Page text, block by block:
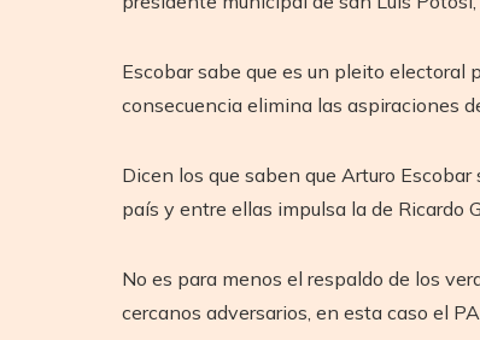
Escobar sabe que es un pleito electoral
consecuencia elimina las aspiraciones
Dicen los que saben que Arturo
país y entre ellas impulsa la de Ricardo
No es para menos el respaldo de los
cercanos adversarios, en esta caso el